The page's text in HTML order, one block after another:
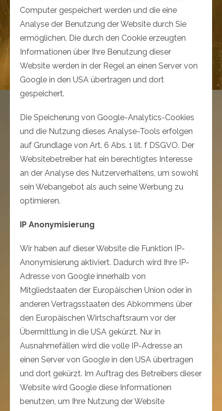
Computer gespeichert werden und die eine
Analyse der Benutzung der Website durch Sie
ermöglichen. Die durch den Cookie erzeugten
Informationen über Ihre Benutzung dieser
Website werden in der Regel an einen Server von
Google in den USA übertragen und dort
gespeichert.
Die Speicherung von Google-Analytics-Cookies
und die Nutzung dieses Analyse-Tools erfolgen
auf Grundlage von Art. 6 Abs. 1 lit. f DSGVO. Der
Websitebetreiber hat ein berechtigtes Interesse
an der Analyse des Nutzerverhaltens, um sowohl
sein Webangebot als auch seine Werbung zu
optimieren.
IP Anonymisierung
Wir haben auf dieser Website die Funktion IP-
Anonymisierung aktiviert. Dadurch wird Ihre IP-
Adresse von Google innerhalb von
Mitgliedstaaten der Europäischen Union oder in
anderen Vertragsstaaten des Abkommens über
den Europäischen Wirtschaftsraum vor der
Übermittlung in die USA gekürzt. Nur in
Ausnahmefällen wird die volle IP-Adresse an
einen Server von Google in den USA übertragen
und dort gekürzt. Im Auftrag des Betreibers dieser
Website wird Google diese Informationen
benutzen, um Ihre Nutzung der Website